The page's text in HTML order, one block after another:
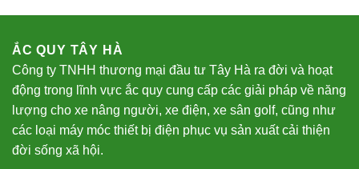
ẮC QUY TÂY HÀ
Công ty TNHH thương mại đầu tư Tây Hà ra đời và hoạt
động trong lĩnh vực ắc quy cung cấp các giải pháp về năng
lượng cho xe nâng người, xe điện, xe sân golf, cũng như
các loại máy móc thiết bị điện phục vụ sản xuất cải thiện
đời sống xã hội.